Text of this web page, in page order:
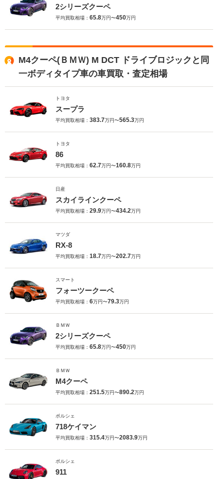
2シリーズクーペ
平均買取相場： 65.8万円〜450万円
M4クーペ(ＢＭＷ) M DCT ドライブロジックと同
一ボディタイプ車の車買取・査定相場
トヨタ
スープラ
平均買取相場： 383.7万円〜565.3万円
トヨタ
86
平均買取相場： 62.7万円〜160.8万円
日産
スカイラインクーペ
平均買取相場： 29.9万円〜434.2万円
マツダ
RX-8
平均買取相場： 18.7万円〜202.7万円
スマート
フォーツークーペ
平均買取相場： 6万円〜79.3万円
ＢＭＷ
2シリーズクーペ
平均買取相場： 65.8万円〜450万円
ＢＭＷ
M4クーペ
平均買取相場： 251.5万円〜890.2万円
ポルシェ
718ケイマン
平均買取相場： 315.4万円〜2083.9万円
ポルシェ
911